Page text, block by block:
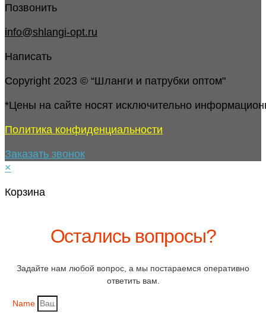
Позвонить
info@shlangi-opt.ru
Написать
Copyright 2023 © “Шланги и патрубки оптом"
*Цены на сайте носят исключительно
Политика конфиденциальности
Заказать звонок
×
Корзина
Остались вопросы?
Задайте нам любой вопрос, а мы постараемся оперативно
ответить вам.
Name